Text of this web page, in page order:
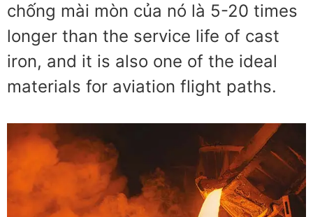
chống mài mòn của nó là 5-20 times
longer than the service life of cast
iron, and it is also one of the ideal
materials for aviation flight paths.